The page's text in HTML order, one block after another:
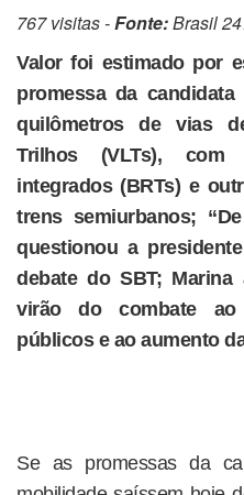
767 visitas -Fonte:Brasil
Valor foi estimado por
promessa da
quilômetros de vias
Trilhos (VLTs), com
integrados (BRTs) e
trens semiurbanos;
questionou a
debate do SBT;
virão do combate ao
públicos e ao aumento
Se as promessas da